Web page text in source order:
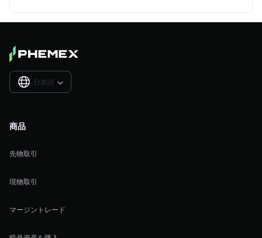
日本語 
商品
先物取引
現物取引
マージントレード